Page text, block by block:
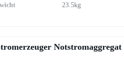
23.5kg